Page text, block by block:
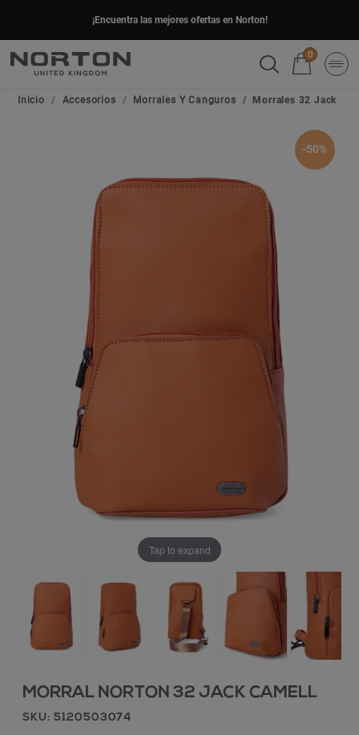
¡Encuentra las mejores ofertas en Norton!
0
Inicio Accesorios Morrales Y Canguros Morrales 32 Jack
-50%
Tap to expand
MORRAL NORTON 32 JACK CAMELL
SKU: 5120503074